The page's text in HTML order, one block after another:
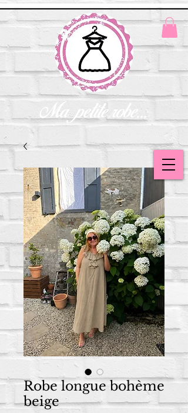
Ma petite robe...
Robe longue bohème
beige